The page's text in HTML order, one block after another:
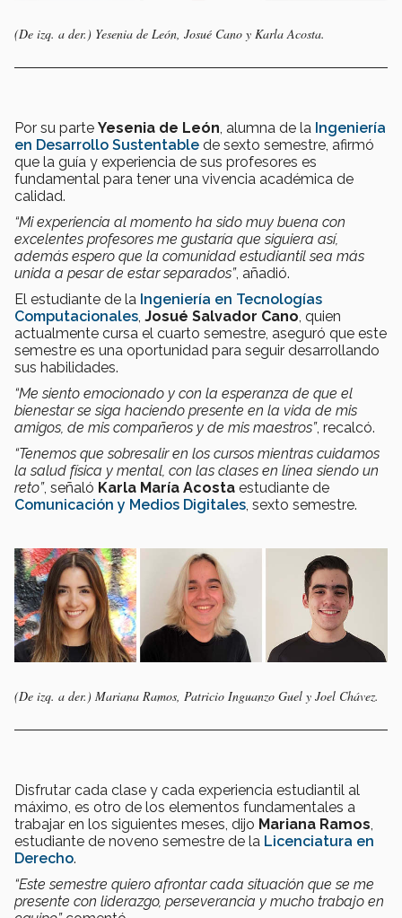
(De izq. a der.) Yesenia de León, Josué Cano y Karla Acosta.
Por su parte Yesenia de León, alumna de la Ingeniería
en Desarrollo Sustentable de sexto semestre, afirmó
que la guía y experiencia de sus profesores es
fundamental para tener una vivencia académica de
calidad.
“Mi experiencia al momento ha sido muy buena con
excelentes profesores me gustaría que siguiera así,
además espero que la comunidad estudiantil sea más
unida a pesar de estar separados”, añadió.
El estudiante de la Ingeniería en Tecnologías
Computacionales, Josué Salvador Cano, quien
actualmente cursa el cuarto semestre, aseguró que este
semestre es una oportunidad para seguir desarrollando
sus habilidades.
“Me siento emocionado y con la esperanza de que el
bienestar se siga haciendo presente en la vida de mis
amigos, de mis compañeros y de mis maestros”, recalcó.
“Tenemos que sobresalir en los cursos mientras cuidamos
la salud física y mental, con las clases en línea siendo un
reto”, señaló Karla María Acosta estudiante de
Comunicación y Medios Digitales, sexto semestre.
(De izq. a der.) Mariana Ramos, Patricio Inguanzo Guel y Joel Chávez.
Disfrutar cada clase y cada experiencia estudiantil al
máximo, es otro de los elementos fundamentales a
trabajar en los siguientes meses, dijo Mariana Ramos,
estudiante de noveno semestre de la Licenciatura en
Derecho.
“Este semestre quiero afrontar cada situación que se me
presente con liderazgo, perseverancia y mucho trabajo en